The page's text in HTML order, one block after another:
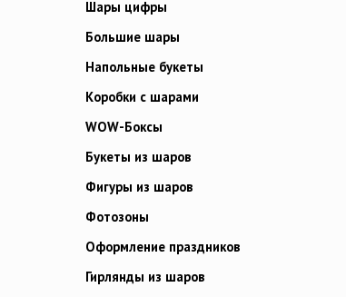
Шары цифры
Большие шары
Напольные букеты
Коробки с шарами
WOW-Боксы
Букеты из шаров
Фигуры из шаров
Фотозоны
Оформление праздников
Гирлянды из шаров